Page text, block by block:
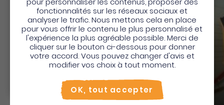
Creation Bijonat -
Artisanat
Bienvenue en Martinique
Pour profiter de votre séjour et trouver des
activités en quelques clics, activez le mode “sur
place”.
Utiliser le mode surplace
fonctionnalités sur les réseaux sociaux et
analyser le trafic. Nous mettons cela en place
pour vous offrir le contenu le plus personnalisé et
l'expérience la plus agréable possible. Merci de
cliquer sur le bouton ci-dessous pour donner
votre accord. Vous pouvez changer d'avis et
modifier vos choix à tout moment.
OK, tout accepter